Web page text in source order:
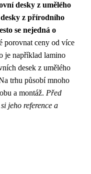
desky z umělého
desky z přírodního
se nejedná o
porovnat ceny od více
je například lamino
desek z umělého
trhu působí mnoho
a montáž. Před
jeho reference a